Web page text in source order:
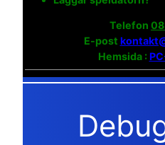
Telefon 08
E-post
Hemsida :